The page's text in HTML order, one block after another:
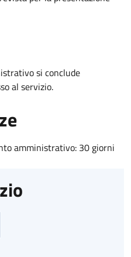
si conclude
al servizio.
amministrativo: 30 giorni